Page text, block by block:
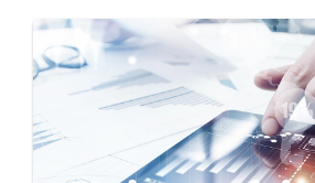
25-27
AUG
中国内地
25.08.2026 -
中国国际纺织⾯料及辅料（
6年8月25至27日)
26
26.08.2026
「中小企资援组」网络研讨
持・中小企出海攻略 -【一